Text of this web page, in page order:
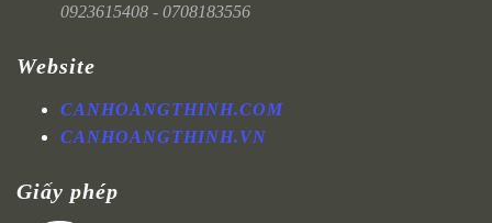
0923615408 - 0708183556
Website
CANHOANGTHINH.COM
CANHOANGTHINH.VN
Giấy phép